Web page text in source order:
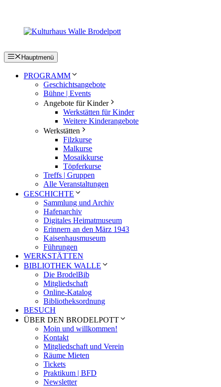
springen
Hauptmenü
PROGRAMM
Geschichtsangebote
Bühne | Events
Angebote für Kinder
Werkstätten für Kinder
Weitere Kinderangebote
Werkstätten
Filzkurse
Malkurse
Mosaikkurse
Töpferkurse
Treffs | Gruppen
Alle Veranstaltungen
GESCHICHTE
Sammlung und Archiv
Hafenarchiv
Digitales Heimatmuseum
Erinnern an den März 1943
Kaisenhausmuseum
Führungen
WERKSTÄTTEN
BIBLIOTHEK WALLE
Die BrodelBib
Mitgliedschaft
Online-Katalog
Bibliotheksordnung
BESUCH
ÜBER DEN BRODELPOTT
Moin und willkommen!
Kontakt
Mitgliedschaft und Verein
Räume Mieten
Tickets
Praktikum | BFD
Newsletter